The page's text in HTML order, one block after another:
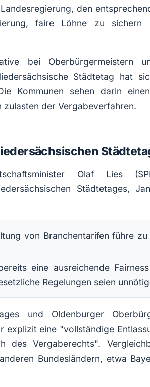
den
faire Löhne zu sichern
bei Oberbürgermeistern
Städtetag hat
Kommunen sehen darin
der Vergabeverfahren.
Olaf Lies
Städtetages,
von Branchentarifen führe
eine ausreichende
Regelungen seien
und Oldenburger
explizit eine "vollständige
des Vergaberechts".
Bundesländern, etwa